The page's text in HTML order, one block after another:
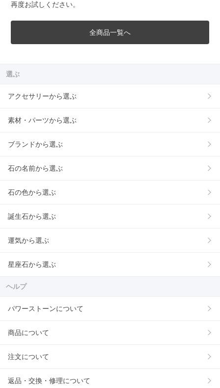
再度お試しください。
全商品一覧へ
選ぶ
アクセサリーから選ぶ
素材・パーツから選ぶ
ブランドから選ぶ
石の名前から選ぶ
石の色から選ぶ
誕生石から選ぶ
運気から選ぶ
星座石から選ぶ
ヘルプ
パワーストーンについて
商品について
注文について
返品・交換・修理について